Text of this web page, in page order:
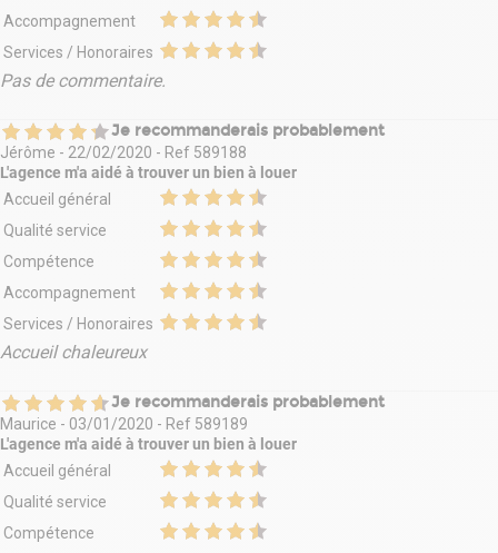
Accompagnement
Services / Honoraires
Pas de commentaire.
Je recommanderais probablement
Jérôme - 22/02/2020 - Ref 589188
L'agence m'a aidé à trouver un bien à louer
Accueil général
Qualité service
Compétence
Accompagnement
Services / Honoraires
Accueil chaleureux
Je recommanderais probablement
Maurice - 03/01/2020 - Ref 589189
L'agence m'a aidé à trouver un bien à louer
Accueil général
Qualité service
Compétence